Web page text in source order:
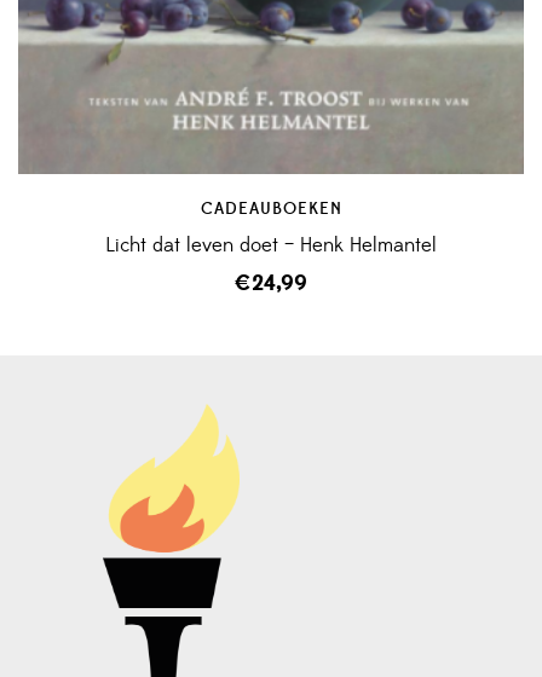
CADEAUBOEKEN
Licht dat leven doet – Henk Helmantel
€24,99